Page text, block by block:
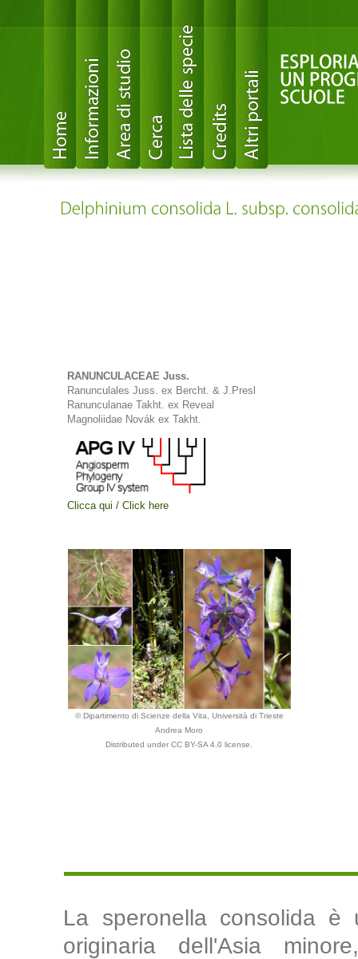
RANUNCULACEAE Juss.
Ranunculales Juss. ex Bercht. & J.Presl
Ranunculanae Takht. ex Reveal
Magnoliidae Novák ex Takht.
Clicca qui / Click here
© Dipartimento di Scienze della Vita, Università di Trieste
Andrea Moro
Distributed under CC BY-SA 4.0 license.
La speronella consolida è
originaria dell'Asia